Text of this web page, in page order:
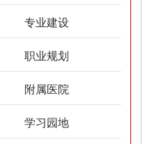
专业建设
职业规划
附属医院
学习园地